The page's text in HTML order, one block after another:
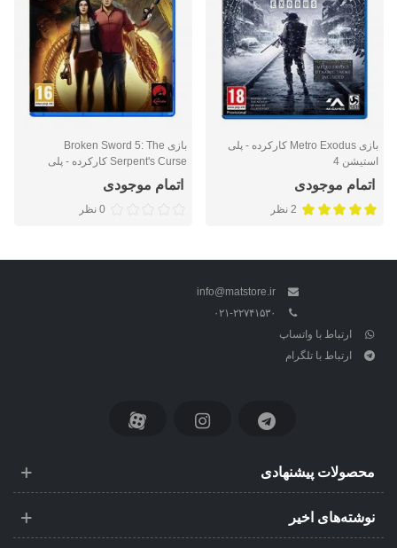
بازی Metro Exodus کارکرده - پلی
استیشن 4
اتمام موجودی
2 نظر
بازی Broken Sword 5: The
Serpent's Curse کارکرده - پلی
استیشن 4
اتمام موجودی
0 نظر
info@matstore.ir
۰۲۱-۲۲۷۴۱۵۳۰
ارتباط با واتساپ
ارتباط با تلگرام
محصولات پیشنهادی
نوشته‌های اخیر